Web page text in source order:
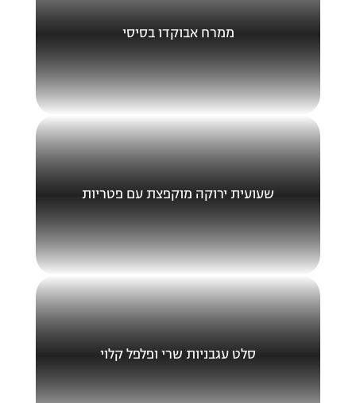
ממרח אבוקדו בסיסי
שעועית ירוקה מוקפצת עם פטריות
סלט עגבניות שרי ופלפל קלוי